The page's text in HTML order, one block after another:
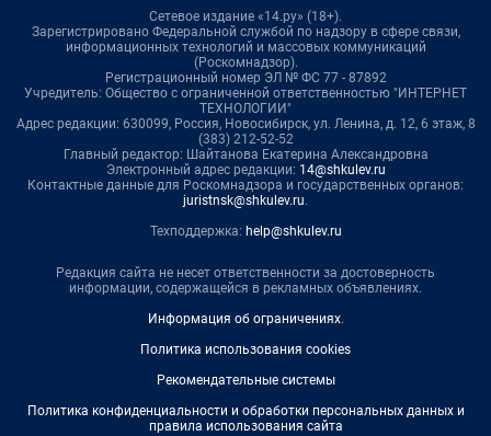
Сетевое издание «14.ру» (18+).
Зарегистрировано Федеральной службой по надзору в сфере связи,
информационных технологий и массовых коммуникаций
(Роскомнадзор).
Регистрационный номер ЭЛ № ФС 77 - 87892
Учредитель: Общество с ограниченной ответственностью "ИНТЕРНЕТ
ТЕХНОЛОГИИ"
Адрес редакции: 630099, Россия, Новосибирск, ул. Ленина, д. 12, 6 этаж, 8
(383) 212-52-52
Главный редактор: Шайтанова Екатерина Александровна
Электронный адрес редакции: 14@shkulev.ru
Контактные данные для Роскомнадзора и государственных органов:
juristnsk@shkulev.ru.
Техподдержка: help@shkulev.ru
Редакция сайта не несет ответственности за достоверность
информации, содержащейся в рекламных объявлениях.
Информация об ограничениях.
Политика использования cookies
Рекомендательные системы
Политика конфиденциальности и обработки персональных данных и
правила использования сайта